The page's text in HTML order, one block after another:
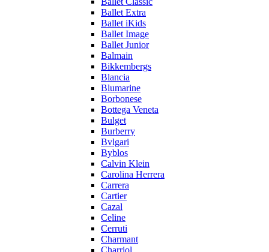
Ballet Extra
Ballet iKids
Ballet Image
Ballet Junior
Balmain
Bikkembergs
Blancia
Blumarine
Borbonese
Bottega Veneta
Bulget
Burberry
Bvlgari
Byblos
Calvin Klein
Carolina Herrera
Carrera
Cartier
Cazal
Celine
Cerruti
Charmant
Charriol